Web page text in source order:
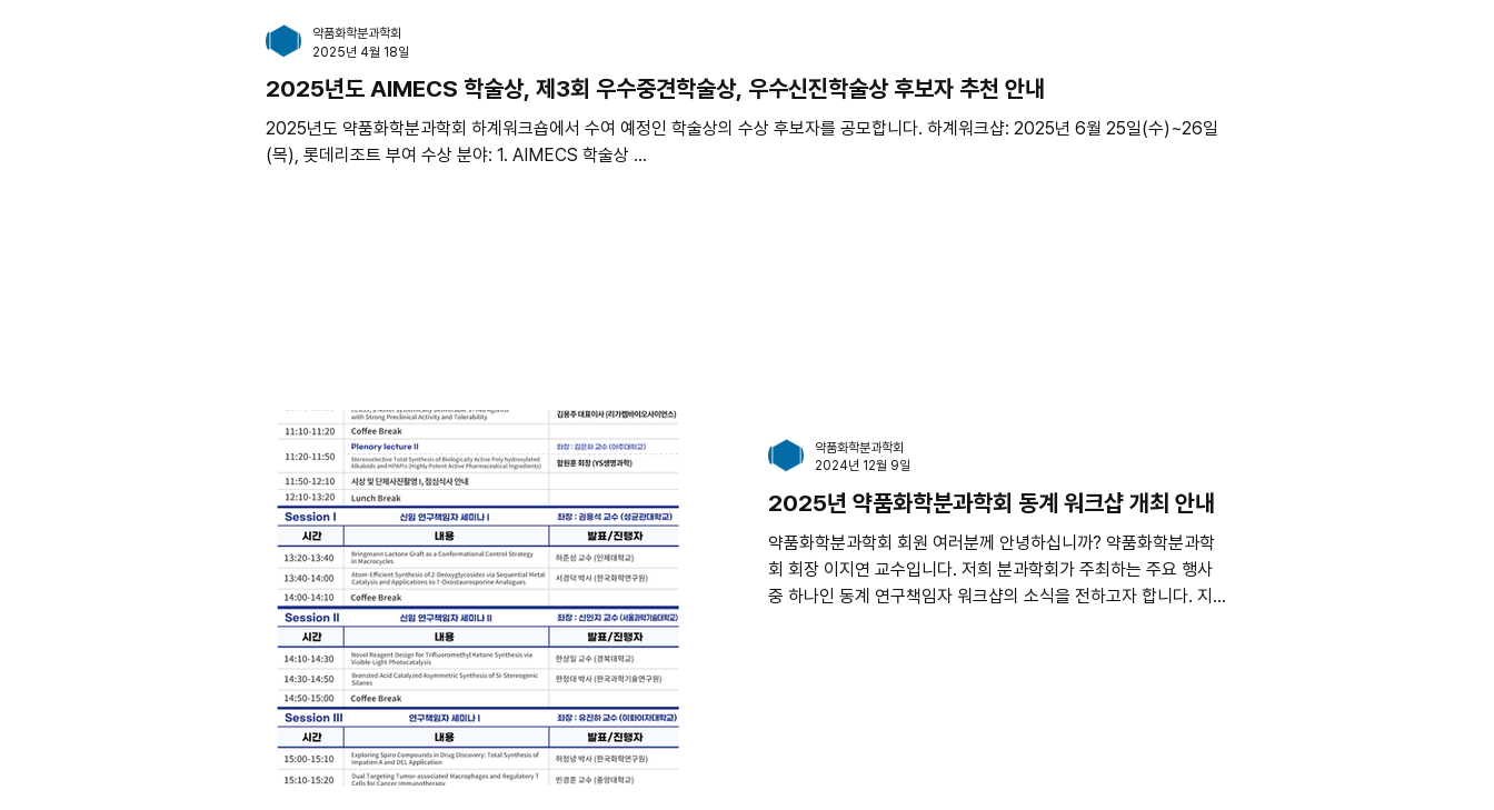
2025년도 AIMECS 학술상, 제3회 우수중견학술상, 우수신진학술상 후보자 추천 안내
2025년도 약품화학분과학회 하계워크숍에서 수여 예정인 학술상의 수상 후보자를 공모합니다. 하계워크샵: 2025년 6월 25일(수)~26일
(목), 롯데리조트 부여 수상 분야: 1. AIMECS 학술상 ...
약품화학분과학회
2025년 4월 18일
2025년 약품화학분과학회 동계 워크샵 개최 안내
약품화학분과학회 회원 여러분께 안녕하십니까? 약품화학분과학
회 회장 이지연 교수입니다. 저희 분과학회가 주최하는 주요 행사
중 하나인 동계 연구책임자 워크샵의 소식을 전하고자 합니다. 지난
약품화학분과학회
2024년 12월 9일